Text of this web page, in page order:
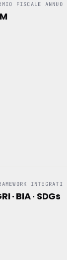
FISCALE ANNUO
INTEGRATI
· BIA · SDGs